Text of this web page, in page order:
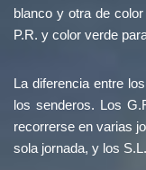
blanco y otra de
P.R. y color verde
La diferencia entre
los senderos. Los
recorrerse en varias
sola jornada, y los